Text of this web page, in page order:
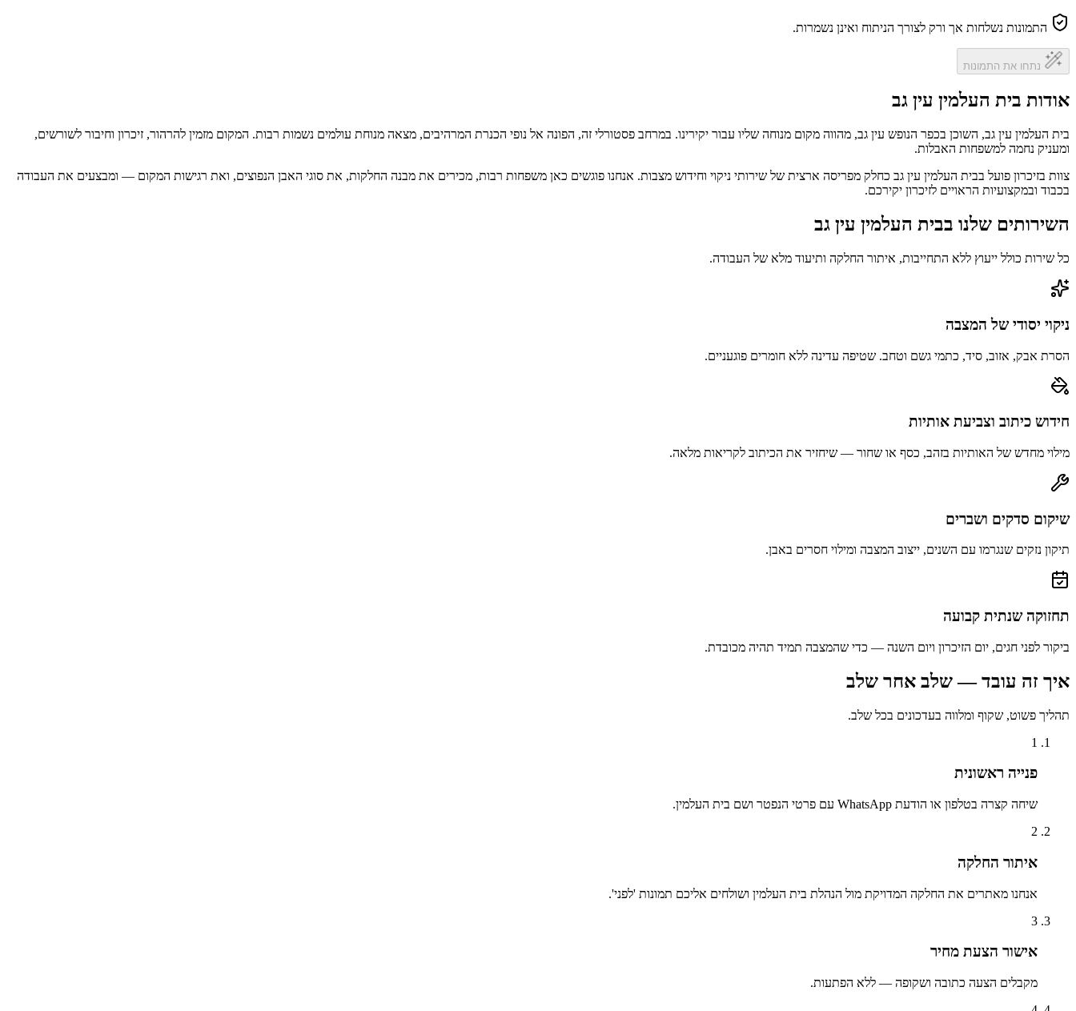
התמונות נשלחות אך ורק לצורך הניתוח ואינן נשמרות.
נתחו את התמונות
אודות בית העלמין עין גב
בית העלמין עין גב, השוכן בכפר הנופש עין גב, מהווה מקום מנוחה שליו עבור יקירינו. במרחב פסטורלי זה, הפונה אל נופי הכנרת המרהיבים, מצאה מנוחת עולמים נשמות רבות. המקום מזמין להרהור, זיכרון וחיבור לשורשים,
ומעניק נחמה למשפחות האבלות.
צוות בזיכרון פועל בבית העלמין עין גב כחלק מפריסה ארצית של שירותי ניקוי וחידוש מצבות. אנחנו פוגשים כאן משפחות רבות, מכירים את מבנה החלקות, את סוגי האבן הנפוצים, ואת רגישות המקום — ומבצעים את העבודה
בכבוד ובמקצועיות הראויים לזיכרון יקירכם.
השירותים שלנו בבית העלמין עין גב
כל שירות כולל ייעוץ ללא התחייבות, איתור החלקה ותיעוד מלא של העבודה.
ניקוי יסודי של המצבה
הסרת אבק, אזוב, סיד, כתמי גשם וטחב. שטיפה עדינה ללא חומרים פוגעניים.
חידוש כיתוב וצביעת אותיות
מילוי מחדש של האותיות בזהב, כסף או שחור — שיחזיר את הכיתוב לקריאות מלאה.
שיקום סדקים ושברים
תיקון נזקים שנגרמו עם השנים, ייצוב המצבה ומילוי חסרים באבן.
תחזוקה שנתית קבועה
ביקור לפני חגים, יום הזיכרון ויום השנה — כדי שהמצבה תמיד תהיה מכובדת.
איך זה עובד — שלב אחר שלב
תהליך פשוט, שקוף ומלווה בעדכונים בכל שלב.
1
פנייה ראשונית
שיחה קצרה בטלפון או הודעת WhatsApp עם פרטי הנפטר ושם בית העלמין.
2
איתור החלקה
אנחנו מאתרים את החלקה המדויקת מול הנהלת בית העלמין ושולחים אליכם תמונות 'לפני'.
3
אישור הצעת מחיר
מקבלים הצעה כתובה ושקופה — ללא הפתעות.